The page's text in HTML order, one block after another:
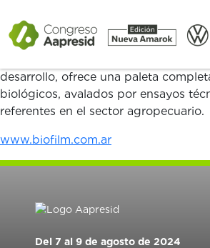
en soluciones biotecnológicas
millón de hectáreas aplicadas en el
desarrollo, ofrece una paleta
biológicos, avalados por ensayos
referentes en el sector agropecuario.
www.biofilm.com.ar
Del 7 al 9 de agosto de 2024